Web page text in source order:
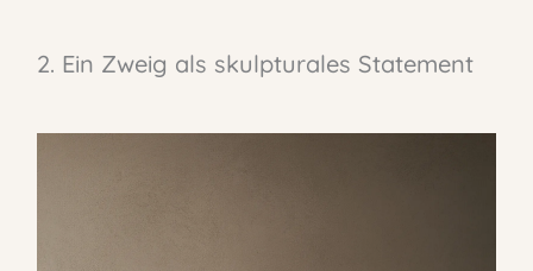
2. Ein Zweig als skulpturales Statement